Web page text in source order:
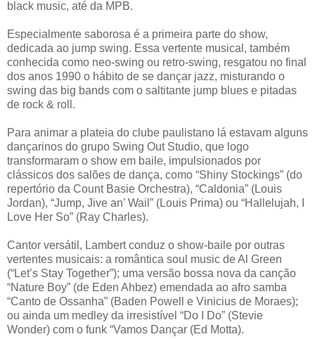
black music, até da MPB.
Especialmente saborosa é a primeira parte do show,
dedicada ao jump swing. Essa vertente musical, também
conhecida como neo-swing ou retro-swing, resgatou no final
dos anos 1990 o hábito de se dançar jazz, misturando o
swing das big bands com o saltitante jump blues e pitadas
de rock & roll.
Para animar a plateia do clube paulistano lá estavam alguns
dançarinos do grupo Swing Out Studio, que logo
transformaram o show em baile, impulsionados por
clássicos dos salões de dança, como “Shiny Stockings” (do
repertório da Count Basie Orchestra), “Caldonia” (Louis
Jordan), “Jump, Jive an’ Wail” (Louis Prima) ou “Hallelujah, I
Love Her So” (Ray Charles).
Cantor versátil, Lambert conduz o show-baile por outras
vertentes musicais: a romântica soul music de Al Green
(“Let’s Stay Together”); uma versão bossa nova da canção
“Nature Boy” (de Eden Ahbez) emendada ao afro samba
“Canto de Ossanha” (Baden Powell e Vinicius de Moraes);
ou ainda um medley da irresistível “Do I Do” (Stevie
Wonder) com o funk “Vamos Dançar (Ed Motta).